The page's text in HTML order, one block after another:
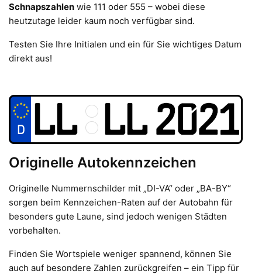
Schnapszahlen wie 111 oder 555 – wobei diese
heutzutage leider kaum noch verfügbar sind.
Testen Sie Ihre Initialen und ein für Sie wichtiges Datum
direkt aus!
Originelle Autokennzeichen
Originelle Nummernschilder mit „DI-VA“ oder „BA-BY“
sorgen beim Kennzeichen-Raten auf der Autobahn für
besonders gute Laune, sind jedoch wenigen Städten
vorbehalten.
Finden Sie Wortspiele weniger spannend, können Sie
auch auf besondere Zahlen zurückgreifen – ein Tipp für